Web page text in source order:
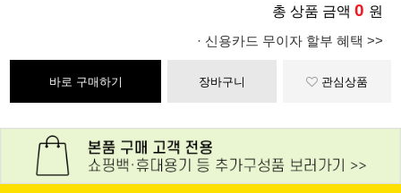
총 상품 금액 0 원
· 신용카드 무이자 할부 혜택 >>
바로 구매하기 장바구니 관심상품